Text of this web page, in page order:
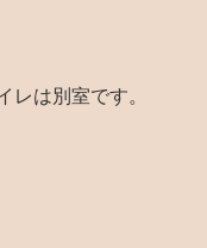
レは別室です。